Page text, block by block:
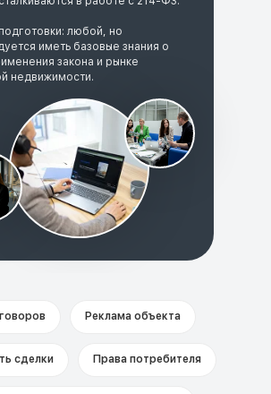
любой, но
иметь базовые знания о
закона и рынке
недвижимости.
Реклама объекта
сделки Права потребителя